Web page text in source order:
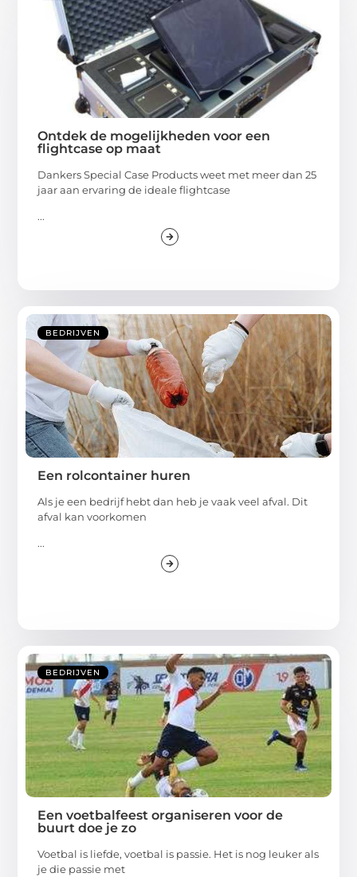
Ontdek de mogelijkheden voor een
flightcase op maat
Dankers Special Case Products weet met meer dan 25
jaar aan ervaring de ideale flightcase
...
BEDRIJVEN
Een rolcontainer huren
Als je een bedrijf hebt dan heb je vaak veel afval. Dit
afval kan voorkomen
...
BEDRIJVEN
Een voetbalfeest organiseren voor de
buurt doe je zo
Voetbal is liefde, voetbal is passie. Het is nog leuker als
je die passie met